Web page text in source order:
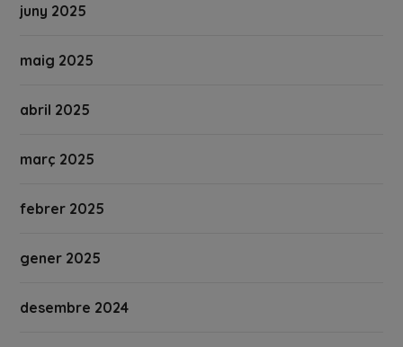
juny 2025
maig 2025
abril 2025
març 2025
febrer 2025
gener 2025
desembre 2024